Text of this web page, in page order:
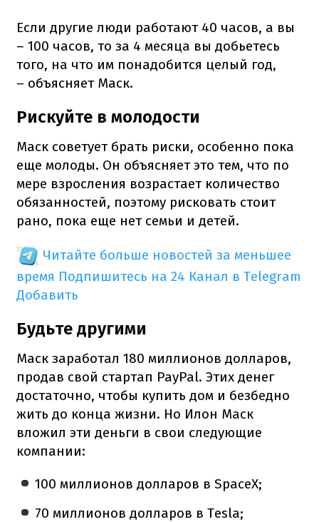
Если другие люди работают 40 часов, а вы
– 100 часов, то за 4 месяца вы добьетесь
того, на что им понадобится целый год,
– объясняет Маск.
Рискуйте в молодости
Маск советует брать риски, особенно пока
еще молоды. Он объясняет это тем, что по
мере взросления возрастает количество
обязанностей, поэтому рисковать стоит
рано, пока еще нет семьи и детей.
Читайте больше новостей за меньшее
время Подпишитесь на 24 Канал в Telegram
Добавить
Будьте другими
Маск заработал 180 миллионов долларов,
продав свой стартап PayPal. Этих денег
достаточно, чтобы купить дом и безбедно
жить до конца жизни. Но Илон Маск
вложил эти деньги в свои следующие
компании:
100 миллионов долларов в SpaceX;
70 миллионов долларов в Tesla;